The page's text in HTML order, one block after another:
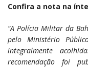
Confira a nota na
“A Polícia Militar da
pelo Ministério
integralmente
recomendação foi